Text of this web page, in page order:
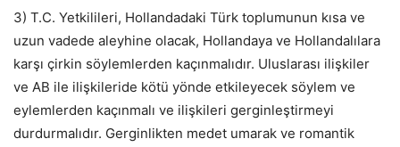
3) T.C. Yetkilileri, Hollandadaki Türk toplumunun kısa ve
uzun vadede aleyhine olacak, Hollandaya ve Hollandalılara
karşı çirkin söylemlerden kaçınmalıdır. Uluslarası ilişkiler
ve AB ile ilişkileride kötü yönde etkileyecek söylem ve
eylemlerden kaçınmalı ve ilişkileri gerginleştirmeyi
durdurmalıdır. Gerginlikten medet umarak ve romantik